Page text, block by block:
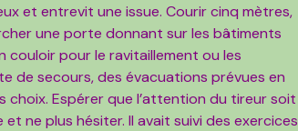
et entrevit une issue. Courir cinq mètres,
une porte donnant sur les bâtiments
couloir pour le ravitaillement ou les
de secours, des évacuations prévues en
choix. Espérer que l’attention du tireur soit
ne plus hésiter. Il avait suivi des exercices